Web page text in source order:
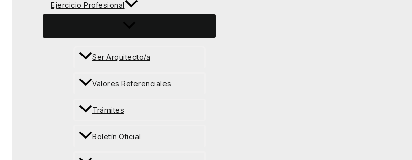
Ejercicio Profesional
Ser Arquitecto/a
Valores Referenciales
Trámites
Boletín Oficial